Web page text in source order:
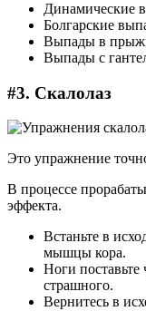
Динамические
Болгарские
Выпады в
Выпады с
#3. Скалолаз
Это упражнение
В процессе
эффекта.
Встаньте в
мышцы кора.
Ноги
страшного.
Вернитесь в